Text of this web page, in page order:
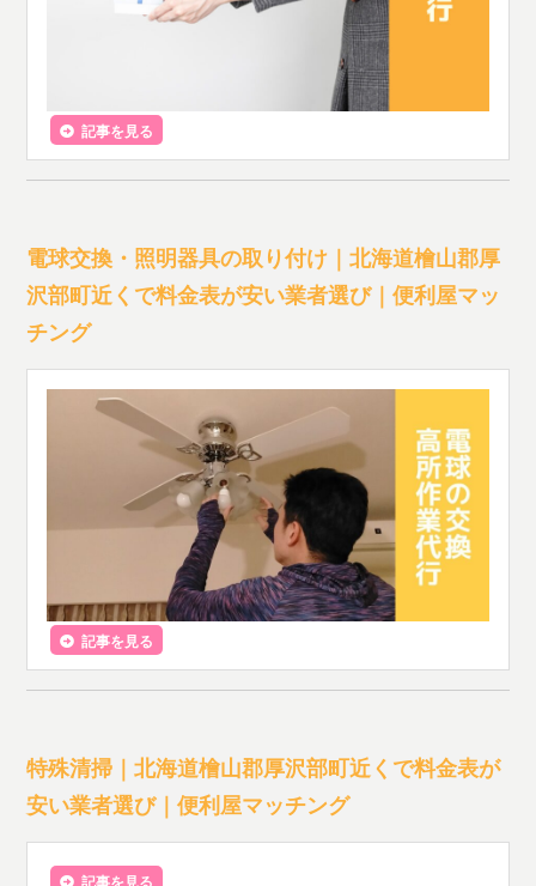
記事を見る
電球交換・照明器具の取り付け｜北海道檜山郡厚
沢部町近くで料金表が安い業者選び｜便利屋マッ
チング
記事を見る
特殊清掃｜北海道檜山郡厚沢部町近くで料金表が
安い業者選び｜便利屋マッチング
記事を見る